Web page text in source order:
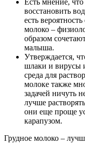
восстановить
есть
молоко –
образом
малыша.
Утверждается,
шлаки и вирусы
среда для
молоке также
задачей ничуть
лучше
они еще проще
карапузом.
Грудное молоко –